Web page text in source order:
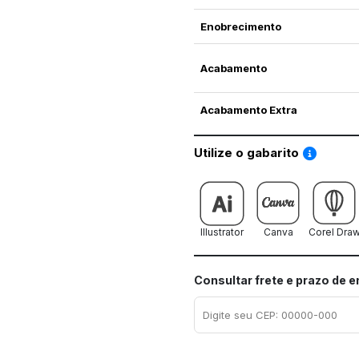
Enobrecimento
Acabamento
Acabamento Extra
Utilize o gabarito Saiba
Illustrator Canva Corel
Consultar frete e prazo de